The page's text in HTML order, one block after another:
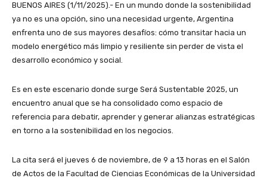
BUENOS AIRES (1/11/2025).- En un mundo donde la sostenibilidad
ya no es una opción, sino una necesidad urgente, Argentina
enfrenta uno de sus mayores desafíos: cómo transitar hacia un
modelo energético más limpio y resiliente sin perder de vista el
desarrollo económico y social.
Es en este escenario donde surge Será Sustentable 2025, un
encuentro anual que se ha consolidado como espacio de
referencia para debatir, aprender y generar alianzas estratégicas
en torno a la sostenibilidad en los negocios.
La cita será el jueves 6 de noviembre, de 9 a 13 horas en el Salón
de Actos de la Facultad de Ciencias Económicas de la Universidad